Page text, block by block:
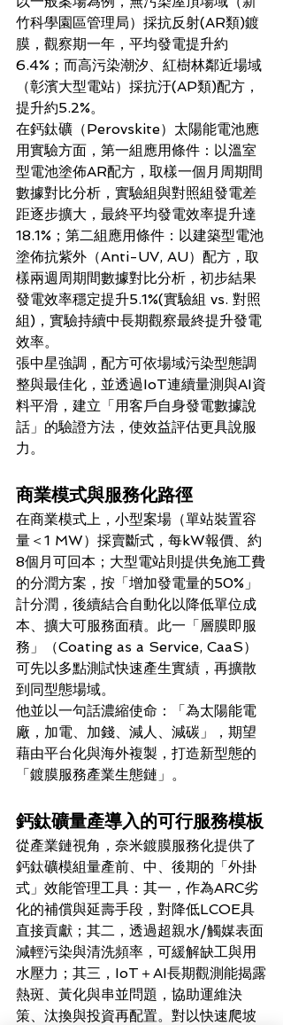
竹科學園區管理局）採抗反射(AR類)鍍
膜，觀察期一年，平均發電提升約
6.4%；而高污染潮汐、紅樹林鄰近場域
（彰濱大型電站）採抗汙(AP類)配方，
提升約5.2%。
在鈣鈦礦（Perovskite）太陽能電池應
用實驗方面，第一組應用條件：以溫室
型電池塗佈AR配方，取樣一個月周期間
數據對比分析，實驗組與對照組發電差
距逐步擴大，最終平均發電效率提升達
18.1%；第二組應用條件：以建築型電池
塗佈抗紫外（Anti-UV, AU）配方，取
樣兩週周期間數據對比分析，初步結果
發電效率穩定提升5.1%(實驗組 vs. 對照
組)，實驗持續中長期觀察最終提升發電
效率。
張中星強調，配方可依場域污染型態調
整與最佳化，並透過IoT連續量測與AI資
料平滑，建立「用客戶自身發電數據說
話」的驗證方法，使效益評估更具說服
力。
商業模式與服務化路徑
在商業模式上，小型案場（單站裝置容
量＜1 MW）採賣斷式，每kW報價、約
8個月可回本；大型電站則提供免施工費
的分潤方案，按「增加發電量的50%」
計分潤，後續結合自動化以降低單位成
本、擴大可服務面積。此一「層膜即服
務」（Coating as a Service, CaaS）
可先以多點測試快速產生實績，再擴散
到同型態場域。
他並以一句話濃縮使命：「為太陽能電
廠，加電、加錢、減人、減碳」，期望
藉由平台化與海外複製，打造新型態的
「鍍膜服務產業生態鏈」。
鈣鈦礦量產導入的可行服務模板
從產業鏈視角，奈米鍍膜服務化提供了
鈣鈦礦模組量產前、中、後期的「外掛
式」效能管理工具：其一，作為ARC劣
化的補償與延壽手段，對降低LCOE具
直接貢獻；其二，透過超親水/觸媒表面
減輕污染與清洗頻率，可緩解缺工與用
水壓力；其三，IoT＋AI長期觀測能揭露
熱斑、黃化與串並問題，協助運維決
策、汰換與投資再配置。對以快速爬坡